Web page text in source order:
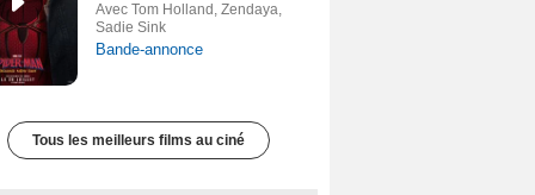
Avec Tom Holland, Zendaya,
Sadie Sink
Bande-annonce
Tous les meilleurs films au ciné